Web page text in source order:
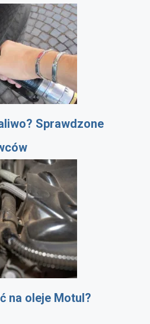
Sprawdzone
na oleje Motul?